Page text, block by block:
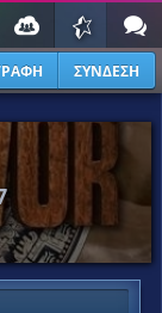
ΣΥΝΔΕΣΗ